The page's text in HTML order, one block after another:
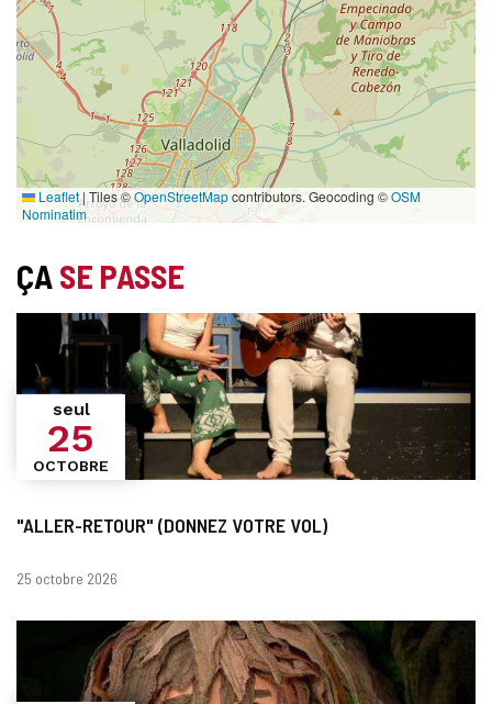
Leaflet | Tiles ©OpenStreetMapcontributors. Geocoding ©OSM
Nominatim
ÇASE PASSE
"ALLER-RETOUR" (DONNEZ VOTRE VOL)
seul
25
OCTOBRE
Dates
25 octobre 2026